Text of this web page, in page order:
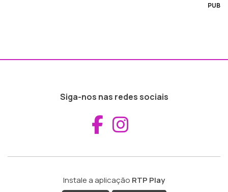
PUB
Siga-nos nas redes sociais
Aceder ao
Instale a aplicação RTP Play